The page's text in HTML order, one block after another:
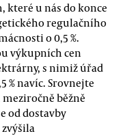
u nás do konce
regulačního
o 0,5 %.
výkupních cen
s nimiž úřad
% navíc. Srovnejte
běžně
od dostavby